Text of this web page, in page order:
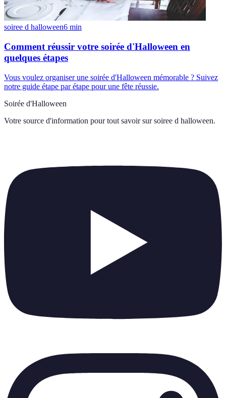
soiree d halloween6 min
Comment réussir votre soirée d'Halloween en
quelques étapes
Vous voulez organiser une soirée d'Halloween mémorable ? Suivez
notre guide étape par étape pour une fête réussie.
Soirée d'Halloween
Votre source d'information pour tout savoir sur soiree d halloween.